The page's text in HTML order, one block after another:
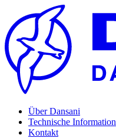
Über Dansani
Technische Information
Kontakt